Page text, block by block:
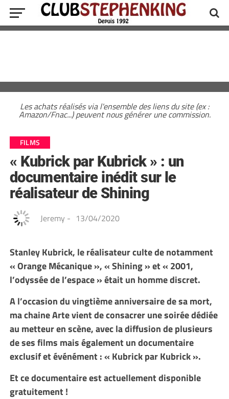
Les achats réalisés via l'ensemble des liens du site (ex :
Amazon/Fnac...) peuvent nous générer une commission.
FILMS
« Kubrick par Kubrick » : un
documentaire inédit sur le
réalisateur de Shining
Jeremy - 13/04/2020
Stanley Kubrick, le réalisateur culte de notamment
« Orange Mécanique », « Shining » et « 2001,
l’odyssée de l’espace » était un homme discret.
A l’occasion du vingtième anniversaire de sa mort,
ma chaine Arte vient de consacrer une soirée dédiée
au metteur en scène, avec la diffusion de plusieurs
de ses films mais également un documentaire
exclusif et événément : « Kubrick par Kubrick ».
Et ce documentaire est actuellement disponible
gratuitement !